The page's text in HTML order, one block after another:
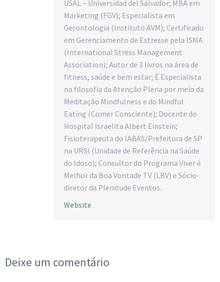
USAL – Universidad del Salvador; MBA em
Marketing (FGV); Especialista em
Gerontologia (Instituto AVM); Certificado
em Gerenciamento de Estresse pela ISMA
(International Stress Management
Association); Autor de 3 livros na área de
fitness, saúde e bem estar; É Especialista
na filosofia da Atenção Plena por meio da
Meditação Mindfulness e do Mindful
Eating (Comer Consciente); Docente do
Hospital Israelita Albert Einstein;
Fisioterapeuta do IABAS/Prefeitura de SP
na URSI (Unidade de Referência na Saúde
do Idoso); Consultor do Programa Viver é
Melhor da Boa Vontade TV (LBV) e Sócio-
diretor da Plenitude Eventos.
Website
Deixe um comentário